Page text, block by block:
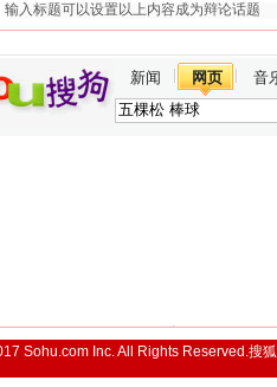
新闻 网页 音
Sohu.com Inc. All Rights Reserved.搜